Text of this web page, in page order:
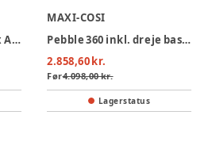
Britax Römer Evolvafix Autostol - Dusty Rose
MAXI-COSI
Pebble 360 inkl. dreje base - Essential Black
2.858,60 kr.
Før4.098,00 kr.
Lagerstatus